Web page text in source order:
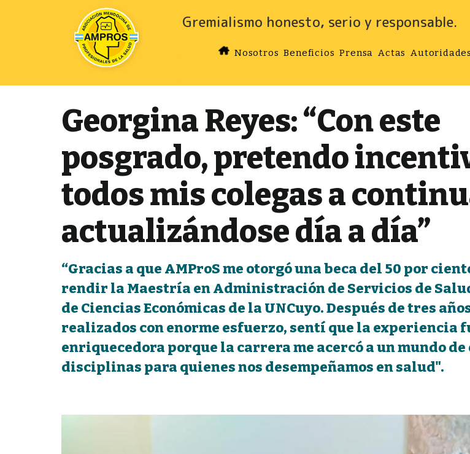
Gremialismo honesto, serio y responsable.
Nosotros Beneficios Prensa Actas Autoridades
Georgina Reyes: “Con este
posgrado, pretendo
todos mis colegas a
actualizándose día a día”
“Gracias a que AMProS me otorgó una beca del 50 por
rendir la Maestría en Administración de Servicios de
de Ciencias Económicas de la UNCuyo. Después de tres
realizados con enorme esfuerzo, sentí que la experiencia
enriquecedora porque la carrera me acercó a un mundo de
disciplinas para quienes nos desempeñamos en salud".